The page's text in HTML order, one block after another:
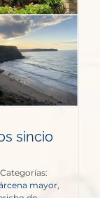
sincio
Categorías:
mayor